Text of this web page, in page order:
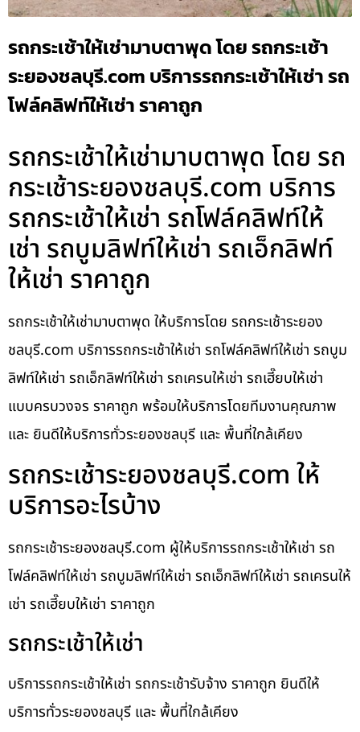
รถกระเช้าให้เช่ามาบตาพุด โดย รถกระเช้า
ระยองชลบุรี.com บริการรถกระเช้าให้เช่า รถ
โฟล์คลิฟท์ให้เช่า ราคาถูก
รถกระเช้าให้เช่ามาบตาพุด โดย รถ
กระเช้าระยองชลบุรี.com บริการ
รถกระเช้าให้เช่า รถโฟล์คลิฟท์ให้
เช่า รถบูมลิฟท์ให้เช่า รถเอ็กลิฟท์
ให้เช่า ราคาถูก
รถกระเช้าให้เช่ามาบตาพุด ให้บริการโดย รถกระเช้าระยอง
ชลบุรี.com บริการรถกระเช้าให้เช่า รถโฟล์คลิฟท์ให้เช่า รถบูม
ลิฟท์ให้เช่า รถเอ็กลิฟท์ให้เช่า รถเครนให้เช่า รถเฮี๊ยบให้เช่า
แบบครบวงจร ราคาถูก พร้อมให้บริการโดยทีมงานคุณภาพ
และ ยินดีให้บริการทั่วระยองชลบุรี และ พื้นที่ใกล้เคียง
รถกระเช้าระยองชลบุรี.com ให้
บริการอะไรบ้าง
รถกระเช้าระยองชลบุรี.com ผู้ให้บริการรถกระเช้าให้เช่า รถ
โฟล์คลิฟท์ให้เช่า รถบูมลิฟท์ให้เช่า รถเอ็กลิฟท์ให้เช่า รถเครนให้
เช่า รถเฮี๊ยบให้เช่า ราคาถูก
รถกระเช้าให้เช่า
บริการรถกระเช้าให้เช่า รถกระเช้ารับจ้าง ราคาถูก ยินดีให้
บริการทั่วระยองชลบุรี และ พื้นที่ใกล้เคียง